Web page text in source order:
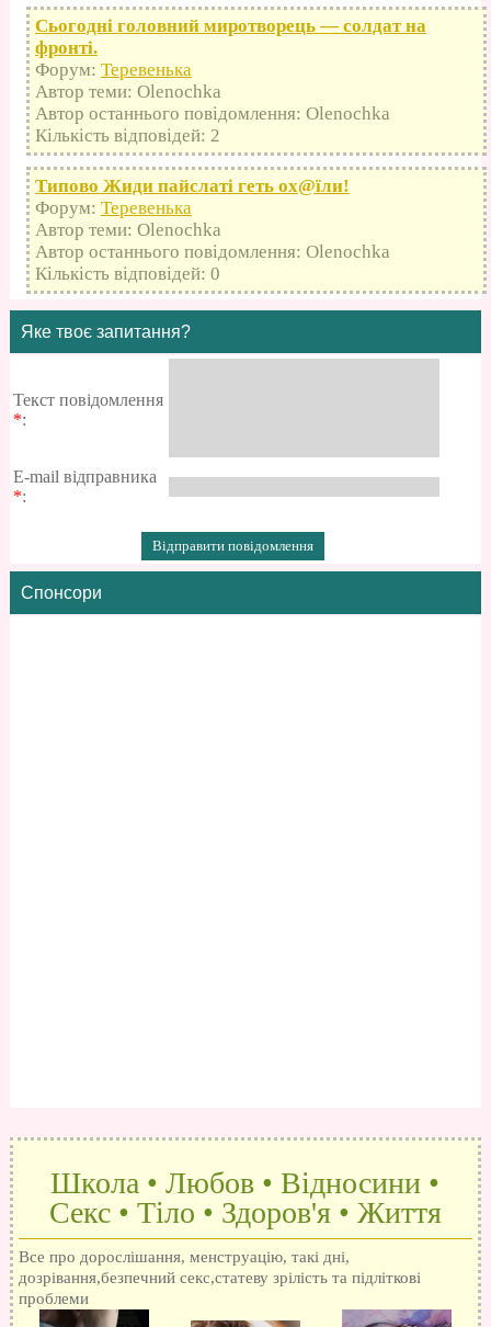
Сьогодні головний миротворець — солдат на
фронті.
Форум: Теревенька
Автор теми: Olenochka
Автор останнього повідомлення: Olenochka
Кількість відповідей: 2
Типово Жиди пайслаті геть оx@їли!
Форум: Теревенька
Автор теми: Olenochka
Автор останнього повідомлення: Olenochka
Кількість відповідей: 0
Яке твоє запитання?
Текст повідомлення
*:
E-mail відправника
*:
Спонсори
Школа • Любов • Відносини •
Секс • Тіло • Здоров'я • Життя
Все про дорослішання, менструацію, такі дні,
дозрівання,безпечний секс,статеву зрілість та підліткові
проблеми